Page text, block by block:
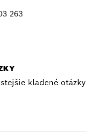
263
kladené otázky